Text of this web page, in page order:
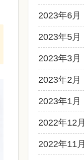
2023年6月
2023年5月
2023年3月
2023年2月
2023年1月
2022年12月
2022年11月